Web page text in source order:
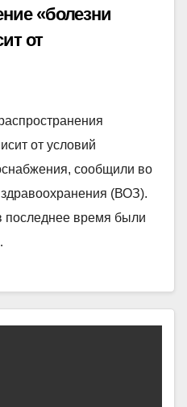
«болезни
от
от условий
сообщили во
(ВОЗ).
последнее время были